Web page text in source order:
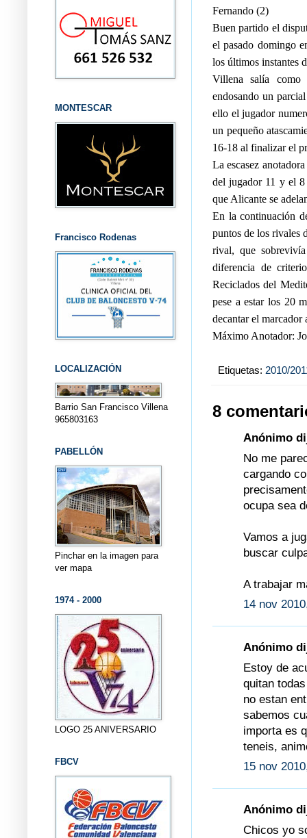
Fernando (2)
Buen partido el
el pasado domingo
los últimos instantes
Villena salía como
endosando un
ello el jugador
un pequeño
16-18 al finalizar el
La escasez
del jugador 11 y el
que Alicante se
En la continuación
puntos de los rivales
rival, que
diferencia de
Reciclados del
pese a estar los 20
decantar el
Máximo Anotador:
Etiquetas: 2010/
8
Anónimo
No me
cargando
ocupa sea
Vamos a
buscar
A trabajar
14 nov
Anónimo
Estoy de
quitan
no estan
sabemos
importa es
teneis,
15 nov
Anónimo
Chicos yo
MONTESCAR
Francisco Rodenas
LOCALIZACIÓN
Barrio San Francisco Villena
965803163
PABELLÓN
Pinchar en la imagen para
ver mapa
1974 - 2000
LOGO 25 ANIVERSARIO
FBCV